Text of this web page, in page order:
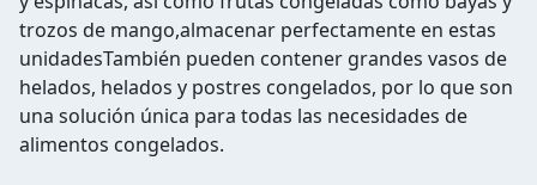
trozos de mango,almacenar perfectamente en estas
unidadesTambién pueden contener grandes vasos de
helados, helados y postres congelados, por lo que son
una solución única para todas las necesidades de
alimentos congelados.